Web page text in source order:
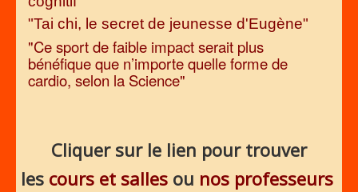
"Tai chi, le secret de jeunesse d'Eugène"
"Ce sport de faible impact serait plus
bénéfique que n’importe quelle forme de
cardio, selon la Science"
Cliquer sur le lien pour trouver
les cours et sallesou nos professeurs